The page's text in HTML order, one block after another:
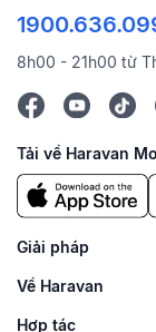
8h00 - 21h00 từ
Tải về Haravan
Giải pháp
Về Haravan
Hợp tác